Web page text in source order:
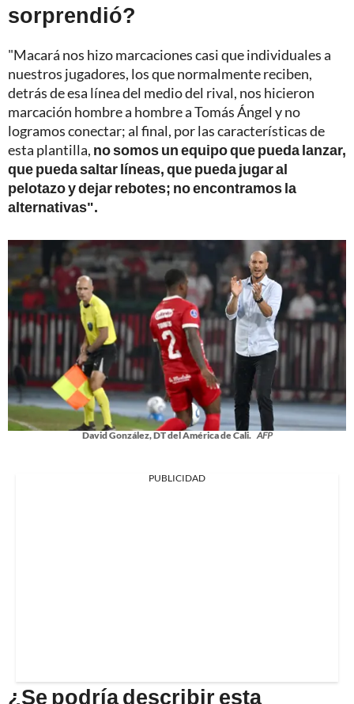
sorprendió?
"Macará nos hizo marcaciones casi que individuales a
nuestros jugadores, los que normalmente reciben,
detrás de esa línea del medio del rival, nos hicieron
marcación hombre a hombre a Tomás Ángel y no
logramos conectar; al final, por las características de
esta plantilla, no somos un equipo que pueda lanzar,
que pueda saltar líneas, que pueda jugar al
pelotazo y dejar rebotes; no encontramos la
alternativas".
David González, DT del América de Cali. AFP
PUBLICIDAD
¿Se podría describir esta